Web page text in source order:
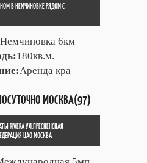
В НЕМЧИНОВКЕ РЯДОМ С
Немчиновка 6км
180кв.м.
Аренда кра
МОСКВА(97)
RIVERA УЛ.ПРЕСНЕНСКАЯ
ЦАО МОСКВА